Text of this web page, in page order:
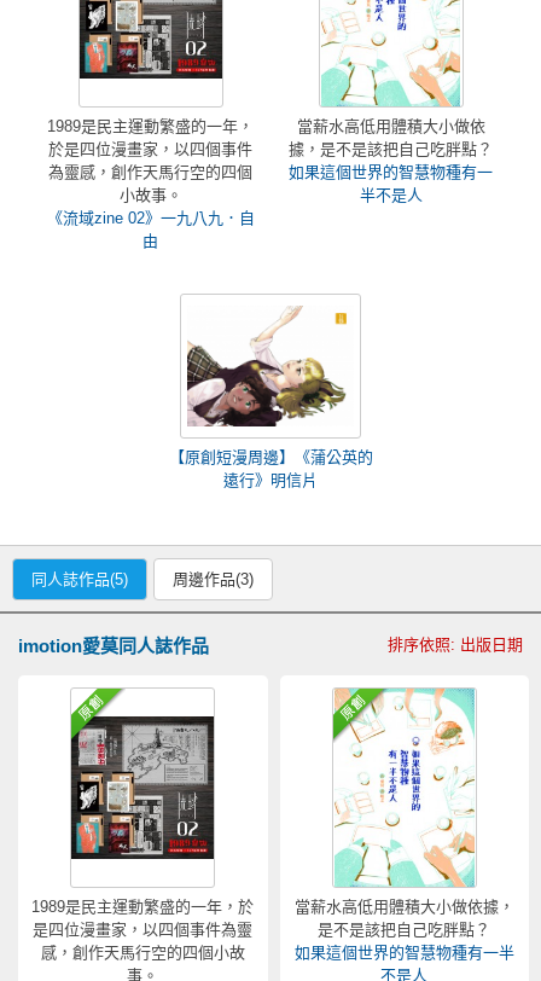
1989是民主運動繁盛的一年，
於是四位漫畫家，以四個事件
為靈感，創作天馬行空的四個
小故事。
《流域zine 02》一九八九．自
由
當薪水高低用體積大小做依
據，是不是該把自己吃胖點？
如果這個世界的智慧物種有一
半不是人
【原創短漫周邊】《蒲公英的
遠行》明信片
同人誌作品(5) 周邊作品(3)
imotion愛莫同人誌作品 排序依照: 出版日期
1989是民主運動繁盛的一年，於
是四位漫畫家，以四個事件為靈
感，創作天馬行空的四個小故
事。
當薪水高低用體積大小做依據，
是不是該把自己吃胖點？
如果這個世界的智慧物種有一半
不是人